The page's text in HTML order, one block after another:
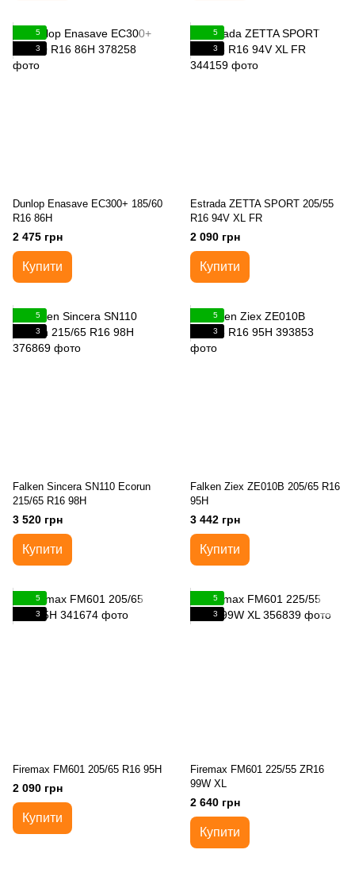
5
3
Dunlop Enasave EC300+ 185/60
R16 86H
2 475 грн
Купити
5
3
Estrada ZETTA SPORT 205/55
R16 94V XL FR
2 090 грн
Купити
5
3
Falken Sincera SN110 Ecorun
215/65 R16 98H
3 520 грн
Купити
5
3
Falken Ziex ZE010B 205/65 R16
95H
3 442 грн
Купити
5
3
Firemax FM601 205/65 R16 95H
2 090 грн
Купити
5
3
Firemax FM601 225/55 ZR16
99W XL
2 640 грн
Купити